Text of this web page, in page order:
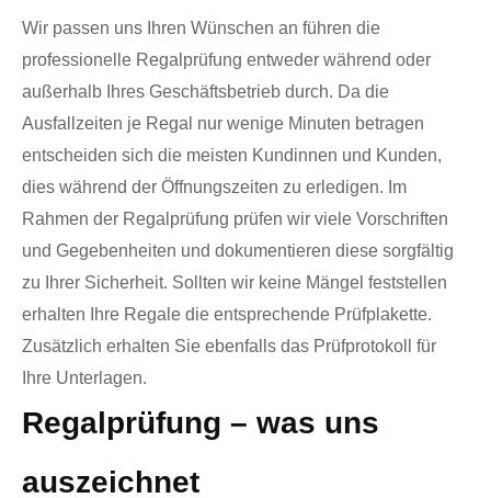
Wir passen uns Ihren Wünschen an führen die
professionelle Regalprüfung entweder während oder
außerhalb Ihres Geschäftsbetrieb durch. Da die
Ausfallzeiten je Regal nur wenige Minuten betragen
entscheiden sich die meisten Kundinnen und Kunden,
dies während der Öffnungszeiten zu erledigen. Im
Rahmen der Regalprüfung prüfen wir viele Vorschriften
und Gegebenheiten und dokumentieren diese sorgfältig
zu Ihrer Sicherheit. Sollten wir keine Mängel feststellen
erhalten Ihre Regale die entsprechende Prüfplakette.
Zusätzlich erhalten Sie ebenfalls das Prüfprotokoll für
Ihre Unterlagen.
Regalprüfung – was uns
auszeichnet